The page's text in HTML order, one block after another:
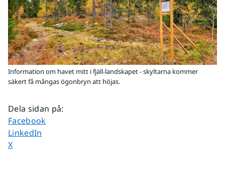
Information om havet mitt i fjäll-landskapet - skyltarna kommer
säkert få mångas ögonbryn att höjas.
Dela sidan på:
Dela sidan på
Facebook
Dela sidan på
LinkedIn
Dela sidan på
X